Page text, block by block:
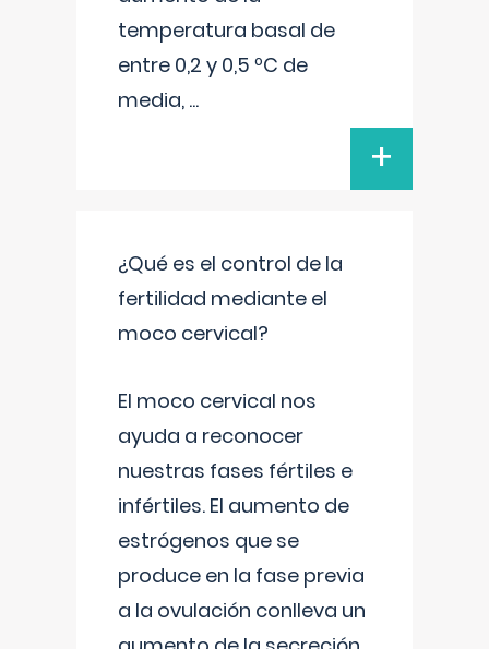
temperatura basal de
entre 0,2 y 0,5 ºC de
media, ...
+
¿Qué es el control de la
fertilidad mediante el
moco cervical?
El moco cervical nos
ayuda a reconocer
nuestras fases fértiles e
infértiles. El aumento de
estrógenos que se
produce en la fase previa
a la ovulación conlleva un